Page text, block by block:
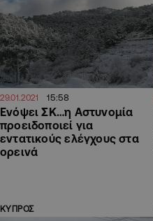
29.01.2021 15:58
Ενόψει ΣΚ…η Αστυνομία
προειδοποιεί για
εντατικούς ελέγχους στα
ορεινά
ΚΥΠΡΟΣ